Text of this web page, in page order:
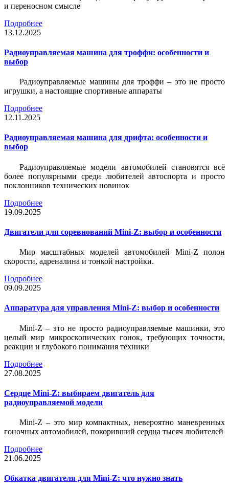
и переносном смысле
Подробнее
13.12.2025
Радиоуправляемая машина для троффи: особенности и
выбор
Радиоуправляемые машины для троффи – это не просто
игрушки, а настоящие спортивные аппараты
Подробнее
12.11.2025
Радиоуправляемая машина для дрифта: особенности и
выбор
Радиоуправляемые модели автомобилей становятся всё
более популярными среди любителей автоспорта и просто
поклонников технических новинок
Подробнее
19.09.2025
Двигатели для соревнований Mini-Z: выбор и особенности
Мир масштабных моделей автомобилей Mini-Z полон
скорости, адреналина и тонкой настройки.
Подробнее
09.09.2025
Аппаратура для управления Mini-Z: выбор и особенности
Mini-Z – это не просто радиоуправляемые машинки, это
целый мир микроскопических гонок, требующих точности,
реакции и глубокого понимания техники
Подробнее
27.08.2025
Сердце Mini-Z: выбираем двигатель для
радиоуправляемой модели
Mini-Z – это мир компактных, невероятно маневренных
гоночных автомобилей, покоривший сердца тысяч любителей
Подробнее
21.06.2025
Обкатка двигателя для Mini-Z: что нужно знать